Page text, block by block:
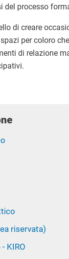
del processo
di creare
per coloro
di relazione
riservata)
KIRO